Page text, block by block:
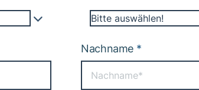
Bitte auswählen!
Nachname *